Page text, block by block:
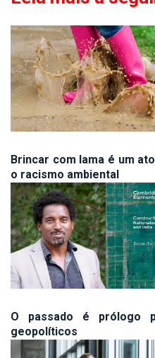
Brincar com lama é um
o racismo ambiental
O passado é prólogo
geopolíticos